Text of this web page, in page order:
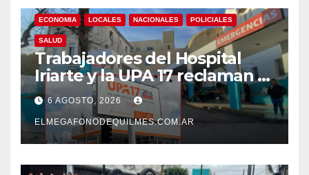
ECONOMIA LOCALES NACIONALES POLICIALES
SALUD
Trabajadores del Hospital
Iriarte y la UPA 17 reclaman el
pase a planta de becarios y
mejoras laborales
6 AGOSTO, 2026
ELMEGAFONODEQUILMES.COM.AR